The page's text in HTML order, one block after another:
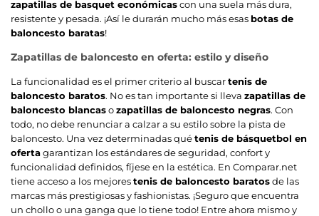
zapatillas de basquet económicascon una suela más dura,
resistente y pesada. ¡Así le durarán mucho más esas botas de
baloncesto baratas!
Zapatillas de baloncesto en oferta: estilo y diseño
La funcionalidad es el primer criterio al buscartenis de
baloncesto baratos. No es tan importante si lleva zapatillas de
baloncesto blancasozapatillas de baloncesto negras. Con
todo, no debe renunciar a calzar a su estilo sobre la pista de
baloncesto. Una vez determinadas quétenis de básquetbol en
ofertagarantizan los estándares de seguridad, confort y
funcionalidad definidos, fíjese en la estética. En Comparar.net
tiene acceso a los mejorestenis de baloncesto baratosde las
marcas más prestigiosas y fashionistas. ¡Seguro que encuentra
un chollo o una ganga que lo tiene todo! Entre ahora mismo y